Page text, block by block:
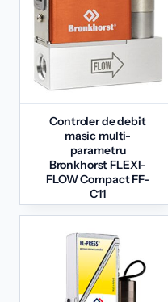
Controler de debit
masic multi-
parametru
Bronkhorst FLEXI-
FLOW Compact FF-
C11